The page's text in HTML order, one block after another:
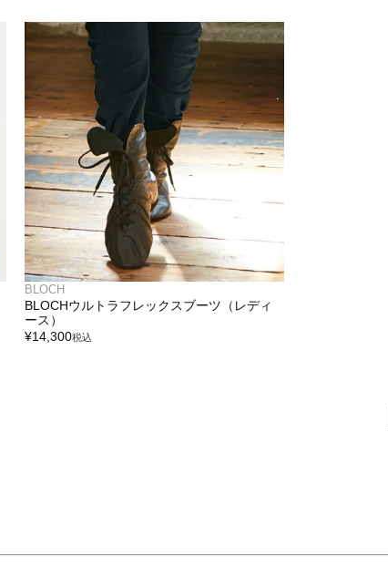
BLOCH
BLOCHウルトラフレックスブーツ（レディ
ース）
¥14,300税込